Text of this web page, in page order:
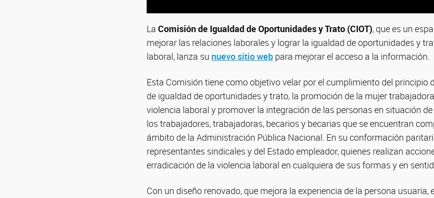
La Comisión de Igualdad de Oportunidades y Trato (CIOT), que es un
mejorar las relaciones laborales y lograr la igualdad de oportunidades y
laboral, lanza su nuevo sitio web para mejorar el acceso a la información.
Esta Comisión tiene como objetivo velar por el cumplimiento del principio
de igualdad de oportunidades y trato, la promoción de la mujer
violencia laboral y promover la integración de las personas en situación
los trabajadores, trabajadoras, becarios y becarias que se encuentran
ámbito de la Administración Pública Nacional. En su conformación
representantes sindicales y del Estado empleador, quienes realizan
erradicación de la violencia laboral en cualquiera de sus formas y en
Con un diseño renovado, que mejora la experiencia de la persona usuaria,